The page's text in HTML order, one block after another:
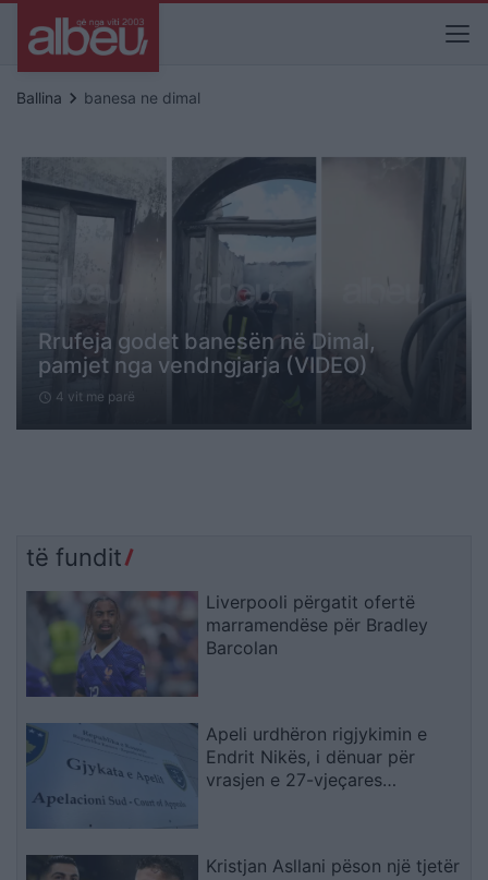
Ballina keyboard_arrow_right banesa ne dimal
Rrufeja godet banesën në Dimal,
pamjet nga vendngjarja (VIDEO)
schedule 4 vit me parë
të fundit
Liverpooli përgatit ofertë
marramendëse për Bradley
Barcolan
Apeli urdhëron rigjykimin e
Endrit Nikës, i dënuar për
vrasjen e 27-vjeçares
Kristjan Asllani pëson një tjetër